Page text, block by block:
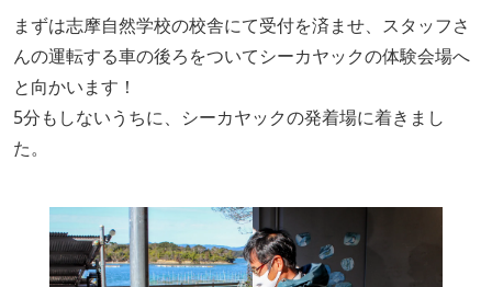
まずは志摩自然学校の校舎にて受付を済ませ、スタッフさ
んの運転する車の後ろをついてシーカヤックの体験会場へ
と向かいます！
5分もしないうちに、シーカヤックの発着場に着きまし
た。